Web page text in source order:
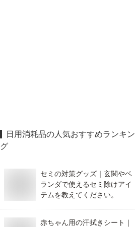
日用消耗品の人気おすすめランキン
グ
セミの対策グッズ｜玄関やベ
ランダで使えるセミ除けアイ
テムを教えてください。
赤ちゃん用の汗拭きシート｜